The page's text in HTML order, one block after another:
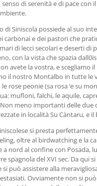
di serenità e di pace
di Siniscola possiede al suo
carbonai e dei pastori che
di lecci secolari e deserti di
con la vista che spazia
avete la vostra, e scegliamo
il nostro Montalbo in tutte le
rose peonie (sa rosa ‘e su
mufloni, falchi, le aquile,
meno importanti delle due
in località Su Càntaru, e
si presta
oltre al birdwatching e la
a nord al confine con Posada,
spagnola del XVI sec. Da qui
si può assistere alla
Ovviamente non si